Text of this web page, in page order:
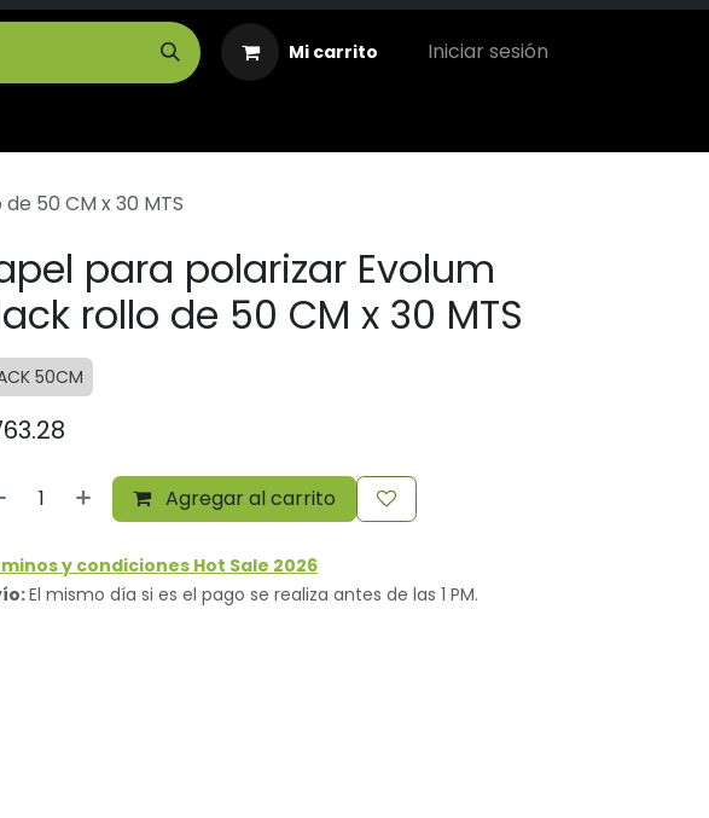
Mi carrito Iniciar sesión
50 CM x 30 MTS
para polarizar Evolum
rollo de 50 CM x 30 MTS
50CM
Agregar al carrito
y condiciones Hot Sale 2026
El mismo día si es el pago se realiza antes de las 1 PM.